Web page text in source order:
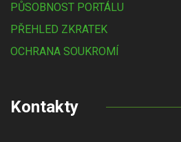
PŮSOBNOST PORTÁLU
PŘEHLED ZKRATEK
OCHRANA SOUKROMÍ
Kontakty